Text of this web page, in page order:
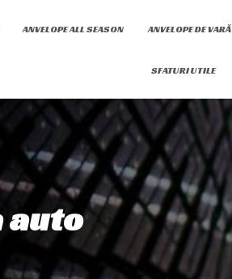
ANVELOPE ALL SEASON ANVELOPE DE VARĂ
SFATURI UTILE
auto